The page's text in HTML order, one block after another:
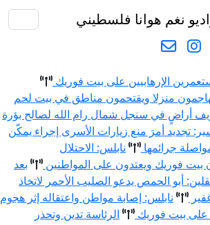
نغم هوانا فلسطيني
الإرهابيين على بيت فوريك
منزلا ويقتحمون مناطق في بيت لحم
أراضٍ في سنجل شمال رام الله لصالح بؤرة
تجديد أمرَ منع زيارات الأسرى إجراء يمكّن
جرائمها
نابلس: الاحتلال
بيت فوريك ويعتدون على المواطنين
بعد
أبو الحمص يدعو الصليب الأحمر لاتخاذ
نابلس: إصابة مواطن واعتقاله إثر هجوم
على بيت فوريك
الرئاسة تدين وتحذر